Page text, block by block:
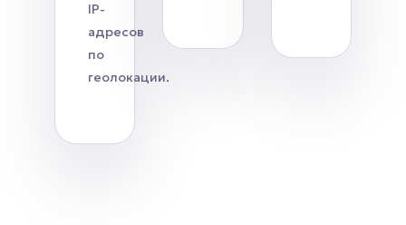
IP-
адресов
по
геолокации.